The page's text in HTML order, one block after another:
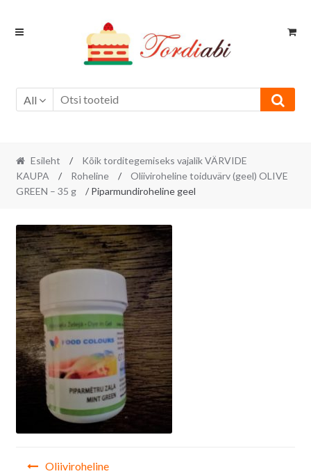
Skip
Skip
All
Esileht /
Kõik torditegemiseks vajalik VÄRVIDE
KAUPA
/ Roheline /
Oliiviroheline toiduvärv (geel) OLIVE
GREEN – 35 g
/ Piparmundiroheline geel
Navigeerimine
Oliiviroheline